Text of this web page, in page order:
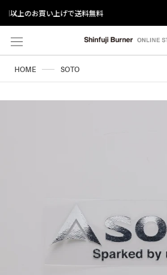
し
コ
ン
【期間限定】メルマガ登
HOME SOTO